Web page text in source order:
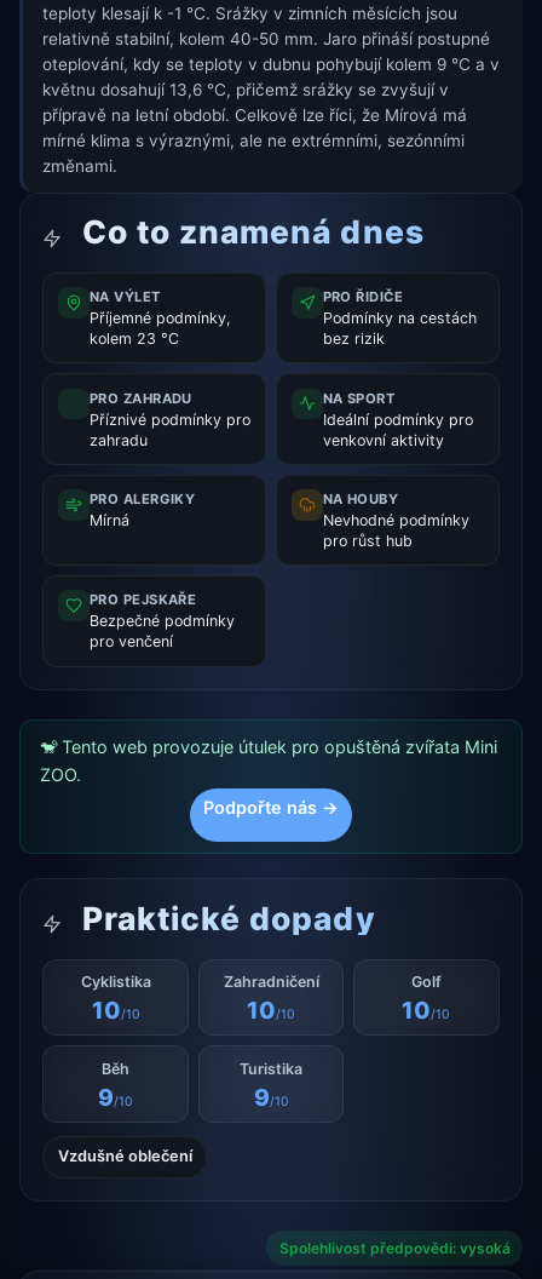
teploty klesají k -1 °C. Srážky v zimních měsících jsou
relativně stabilní, kolem 40-50 mm. Jaro přináší postupné
oteplování, kdy se teploty v dubnu pohybují kolem 9 °C a v
květnu dosahují 13,6 °C, přičemž srážky se zvyšují v
přípravě na letní období. Celkově lze říci, že Mírová má
mírné klima s výraznými, ale ne extrémními, sezónními
změnami.
Co to znamená dnes
NA VÝLET
Příjemné podmínky,
kolem 23 °C
PRO ŘIDIČE
Podmínky na cestách
bez rizik
PRO ZAHRADU
Příznivé podmínky pro
zahradu
NA SPORT
Ideální podmínky pro
venkovní aktivity
PRO ALERGIKY
Mírná
NA HOUBY
Nevhodné podmínky
pro růst hub
PRO PEJSKAŘE
Bezpečné podmínky
pro venčení
🐒 Tento web provozuje útulek pro opuštěná zvířata Mini
ZOO.
Podpořte nás →
Praktické dopady
Cyklistika
10/10
Zahradničení
10/10
Golf
10/10
Běh
9/10
Turistika
9/10
Vzdušné oblečení
Spolehlivost předpovědi: vysoká